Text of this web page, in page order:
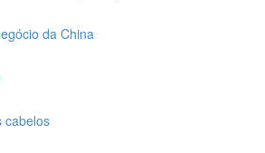
da China
cabelos